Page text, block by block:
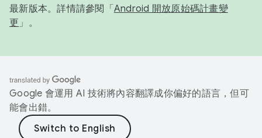
最新版本。詳情請參閱「 Android 開放原始碼計畫變
更 」。
Google 會運用 AI 技術將內容翻譯成你偏好的語言，但可
能會出錯。